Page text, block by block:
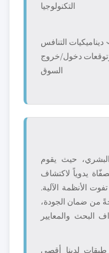
التكنولوجيا
ديناميكيات التنافس
دخول/خروج
السوق
البشري، حيث يقوم
يدوياً لاكتشاف
الأنظمة الآلية.
من ضمان الجودة،
البحث والمعايير
لدينا أقصى